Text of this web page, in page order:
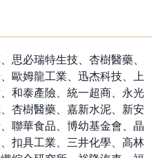
思必瑞特生技、杏樹醫藥、
歐姆龍工業、迅杰科技、上
和泰產險、統一超商、永光
杏樹醫藥、嘉新水泥、新安
聯華食品、博幼基金會、晶
扣具工業、三井化學、高林